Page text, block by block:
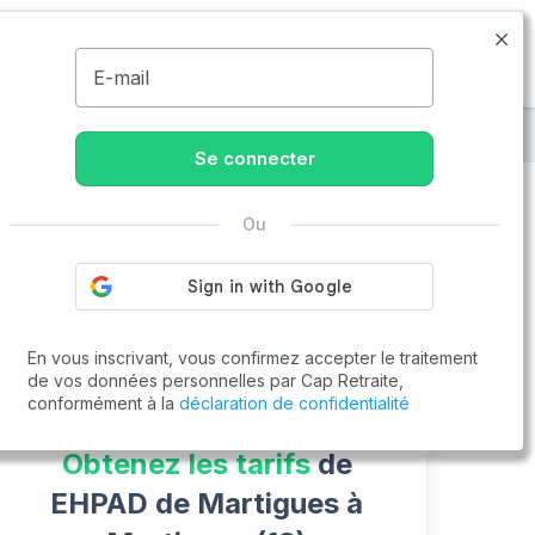
04.13.68.05.02
à Martigues EHPAD de Martigues
Cap Retraite vous aide à trouver un emploi
Obtenez les tarifsde
EHPAD de Martigues à
E-mail
Se connecter
Ou
En vous inscrivant, vous confirmez accepter le traitement
de vos données personnelles par Cap Retraite,
conformément à la déclaration de confidentialité